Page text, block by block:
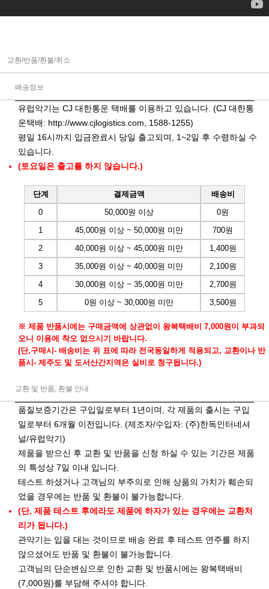
교환/반품/환불/취소
배송정보
유럽악기는 CJ 대한통운 택배를 이용하고 있습니다. (CJ 대한통
운택배: http://www.cjlogistics.com, 1588-1255)
평일 16시까지 입금완료시 당일 출고되며, 1~2일 후 수령하실 수
있습니다.
(토요일은 출고를 하지 않습니다.)
단계 결제금액
배송비
0
50,000원 이상
0원
1
45,000원 이상 ~ 50,000원 미만
700원
2
40,000원 이상 ~ 45,000원 미만
1,400원
3
35,000원 이상 ~ 40,000원 미만
2,100원
4
30,000원 이상 ~ 35,000원 미만
2,700원
5
0원 이상 ~ 30,000원 미만 3,500원
※ 제품 반품시에는 구매금액에 상관없이 왕복택배비 7,000원이 부과되
오니 이용에 착오 없으시기 바랍니다.
(단,구매시- 배송비는 위 표에 따라 전국동일하게 적용되고, 교환이나 반
품시- 제주도 및 도서산간지역은 실비로 청구됩니다.)
교환 및 반품, 환불 안내
품질보증기간은 구입일로부터 1년이며, 각 제품의 출시는 구입
일로부터 6개월 이전입니다. (제조자/수입자: (주)한독인터네셔
널/유럽악기)
제품을 받으신 후 교환 및 반품을 신청 하실 수 있는 기간은 제품
의 특성상 7일 이내 입니다.
테스트 하셨거나 고객님의 부주의로 인해 상품의 가치가 훼손되
었을 경우에는 반품 및 환불이 불가능합니다.
(단, 제품 테스트 후에라도 제품에 하자가 있는 경우에는 교환처
리가 됩니다.)
관악기는 입을 대는 것이므로 배송 완료 후 테스트 연주를 하지
않으셨어도 반품 및 환불이 불가능합니다.
고객님의 단순변심으로 인한 교환 및 반품시에는 왕복택배비
(7,000원)를 부담해 주셔야 합니다.